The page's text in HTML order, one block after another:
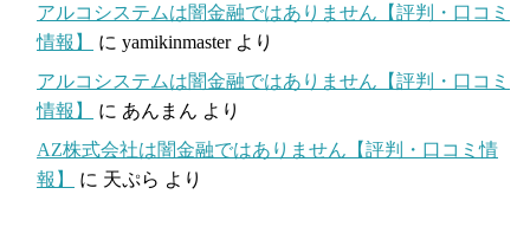
アルコシステムは闇金融ではありません【評判・口コミ
情報】
に yamikinmasterより
アルコシステムは闇金融ではありません【評判・口コミ
情報】
に あんまん より
AZ株式会社は闇金融ではありません【評判・口コミ情
報】
に 天ぷら より